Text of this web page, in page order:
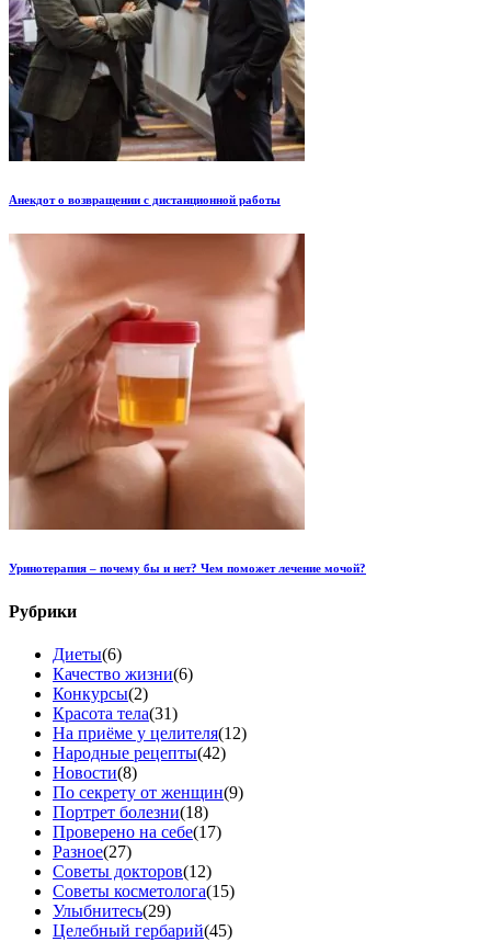
Анекдот о возвращении с дистанционной работы
Уринотерапия – почему бы и нет? Чем поможет лечение мочой?
Рубрики
Диеты(6)
Качество жизни(6)
Конкурсы(2)
Красота тела(31)
На приёме у целителя(12)
Народные рецепты(42)
Новости(8)
По секрету от женщин(9)
Портрет болезни(18)
Проверено на себе(17)
Разное(27)
Советы докторов(12)
Советы косметолога(15)
Улыбнитесь(29)
Целебный гербарий(45)